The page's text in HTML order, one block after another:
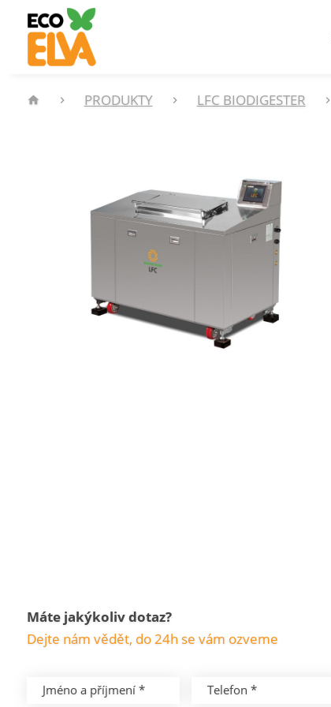
PRODUKTY LFC BIODIGESTER
Máte jakýkoliv dotaz?
Dejte nám vědět, do 24h se vám ozveme
Jméno a příjmení * Telefon *